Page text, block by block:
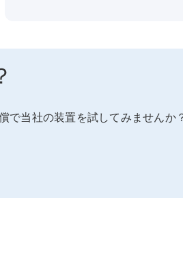
で当社の装置を試してみません